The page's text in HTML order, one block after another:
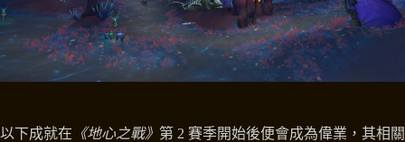
以下成就在 《地心之戰》 第 2 賽季開始後便會成為偉業，其相關